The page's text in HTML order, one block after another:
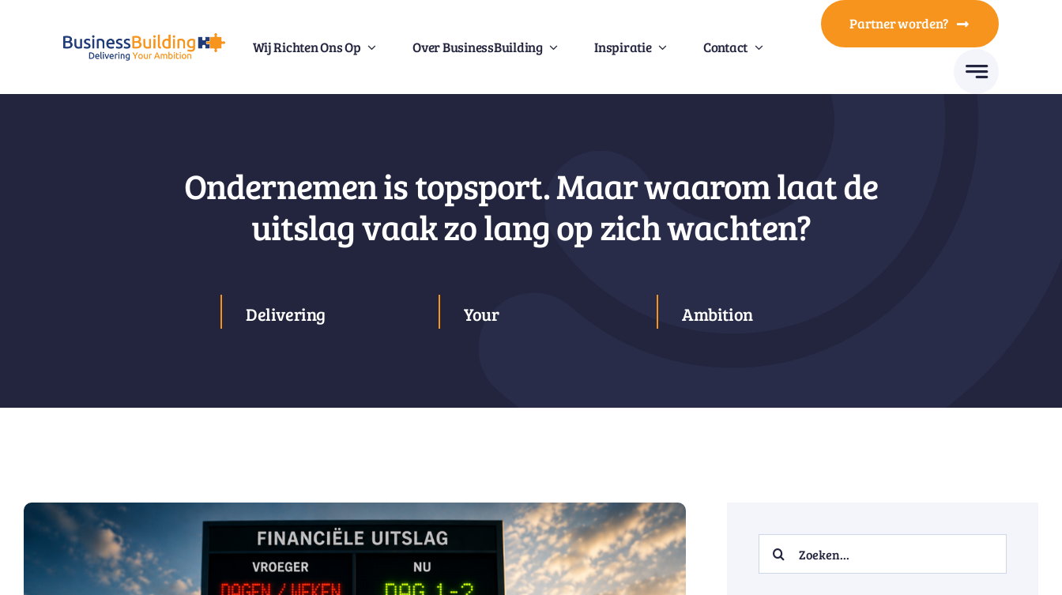
Wij Richten Ons Op Over BusinessBuilding Inspiratie Contact
Partner worden?
Ondernemen is topsport. Maar waarom laat de
uitslag vaak zo lang op zich wachten?
Delivering Your Ambition
Search
for: